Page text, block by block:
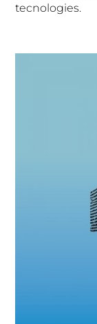
tecnologies.